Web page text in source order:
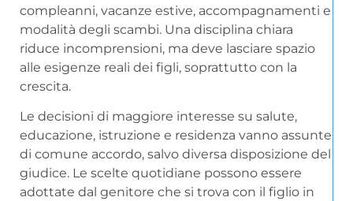
compleanni, vacanze estive, accompagnamenti e
modalità degli scambi. Una disciplina chiara
riduce incomprensioni, ma deve lasciare spazio
alle esigenze reali dei figli, soprattutto con la
crescita.
Le decisioni di maggiore interesse su salute,
educazione, istruzione e residenza vanno assunte
di comune accordo, salvo diversa disposizione del
giudice. Le scelte quotidiane possono essere
adottate dal genitore che si trova con il figlio in